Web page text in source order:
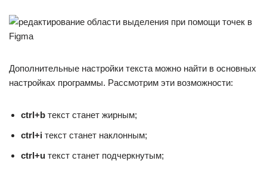
Дополнительные настройки текста можно найти в основных
настройках программы. Рассмотрим эти возможности:
ctrl+b текст станет жирным;
ctrl+i текст станет наклонным;
ctrl+u текст станет подчеркнутым;